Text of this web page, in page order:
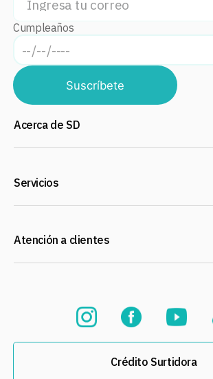
Cumpleaños
Suscríbete
Acerca de SD
Servicios
Atención a clientes
Crédito Surtidora